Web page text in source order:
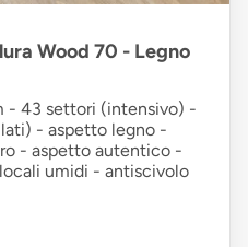
Wood 70 - Legno
- 43 settori (intensivo) -
- aspetto legno -
- aspetto autentico -
umidi - antiscivolo